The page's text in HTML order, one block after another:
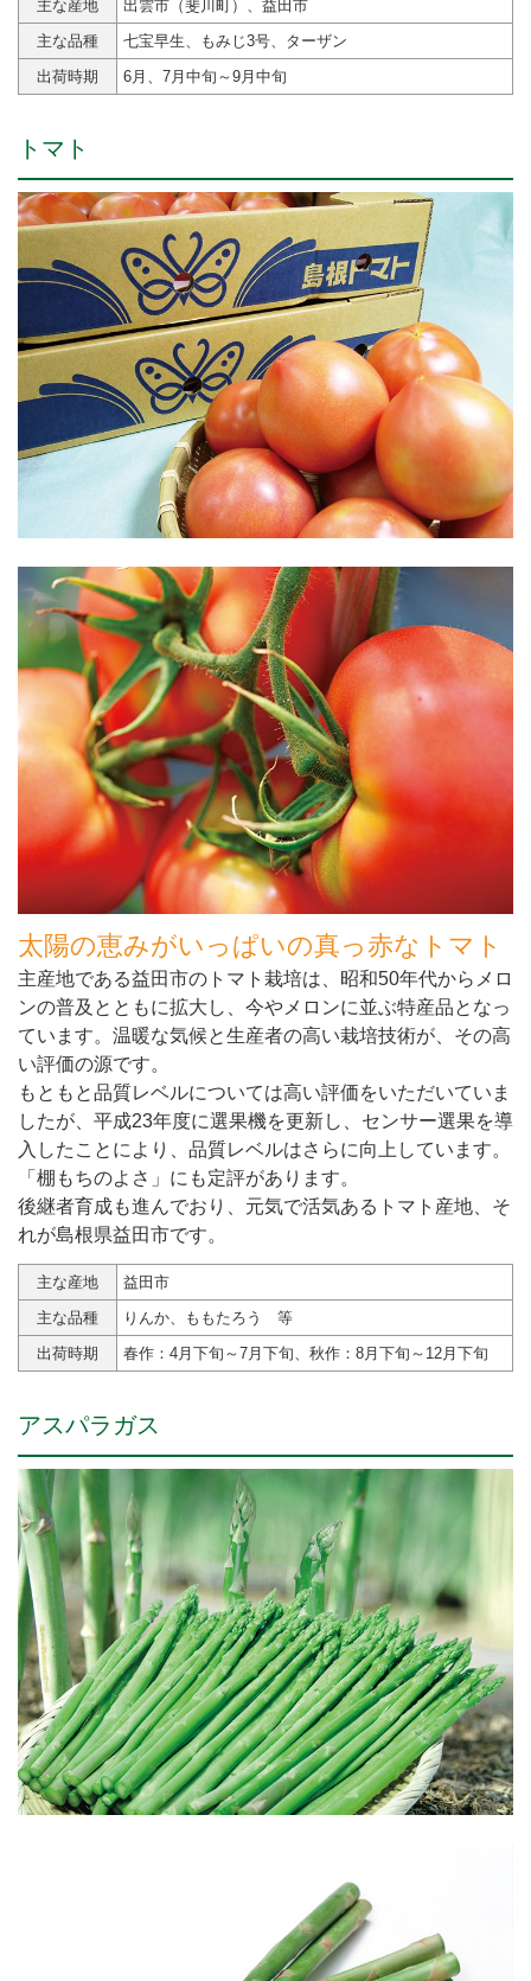
主な産地
出雲市（斐川町）、益田市
主な品種
七宝早生、もみじ3号、ターザン
出荷時期
6月、7月中旬～9月中旬
トマト
太陽の恵みがいっぱいの真っ赤なトマト
主産地である益田市のトマト栽培は、昭和50年代からメロ
ンの普及とともに拡大し、今やメロンに並ぶ特産品となっ
ています。温暖な気候と生産者の高い栽培技術が、その高
い評価の源です。
もともと品質レベルについては高い評価をいただいていま
したが、平成23年度に選果機を更新し、センサー選果を導
入したことにより、品質レベルはさらに向上しています。
「棚もちのよさ」にも定評があります。
後継者育成も進んでおり、元気で活気あるトマト産地、そ
れが島根県益田市です。
主な産地
益田市
主な品種
りんか、ももたろう 等
出荷時期
春作：4月下旬～7月下旬、秋作：8月下旬～12月下旬
アスパラガス